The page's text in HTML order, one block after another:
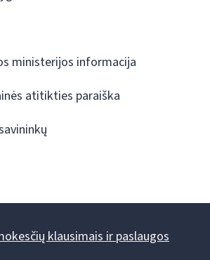
ministerijos informacija
atitikties paraiška
klausimais ir paslaugos